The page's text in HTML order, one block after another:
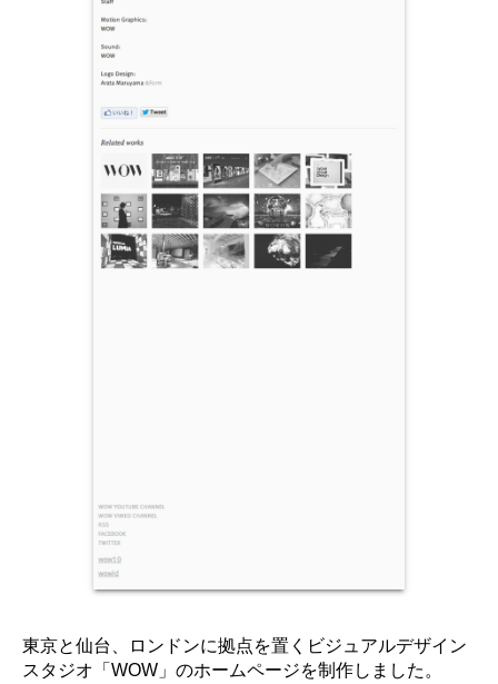
東京と仙台、ロンドンに拠点を置くビジュアルデザイン
スタジオ「WOW」のホームページを制作しました。